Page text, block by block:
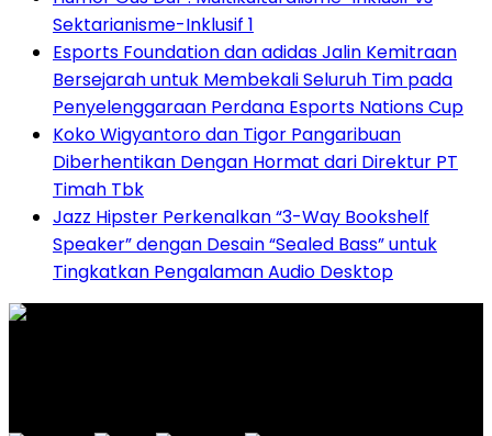
Sektarianisme-Inklusif 1
Esports Foundation dan adidas Jalin Kemitraan
Bersejarah untuk Membekali Seluruh Tim pada
Penyelenggaraan Perdana Esports Nations Cup
Koko Wigyantoro dan Tigor Pangaribuan
Diberhentikan Dengan Hormat dari Direktur PT
Timah Tbk
Jazz Hipster Perkenalkan “3-Way Bookshelf
Speaker” dengan Desain “Sealed Bass” untuk
Tingkatkan Pengalaman Audio Desktop